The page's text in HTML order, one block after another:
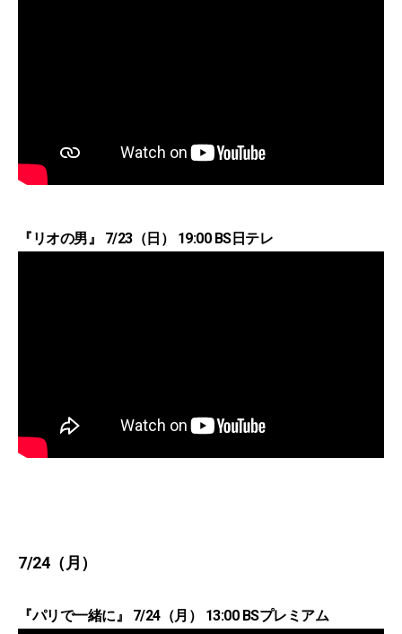
『リオの男』 7/23（日） 19:00 BS日テレ
7/24（月）
『パリで一緒に』 7/24（月） 13:00 BSプレミアム